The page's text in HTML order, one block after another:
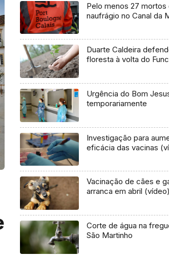
Pelo menos 27 mortos
naufrágio no Canal da
Duarte Caldeira
floresta à volta do
Urgência do Bom
temporariamente
Investigação para
eficácia das vacinas
Vacinação de cães e
arranca em abril (vídeo)
Corte de água na
São Martinho